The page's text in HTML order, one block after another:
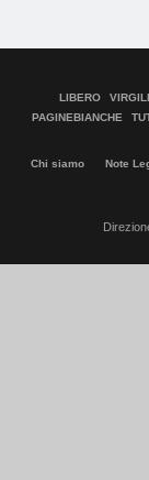
LIBERO
PAGINEBIANCHE
Chi siamo Note